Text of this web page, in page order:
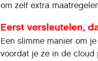
om zelf extra
Eerst versleutelen,
Een slimme manier om
voordat je ze in de cloud